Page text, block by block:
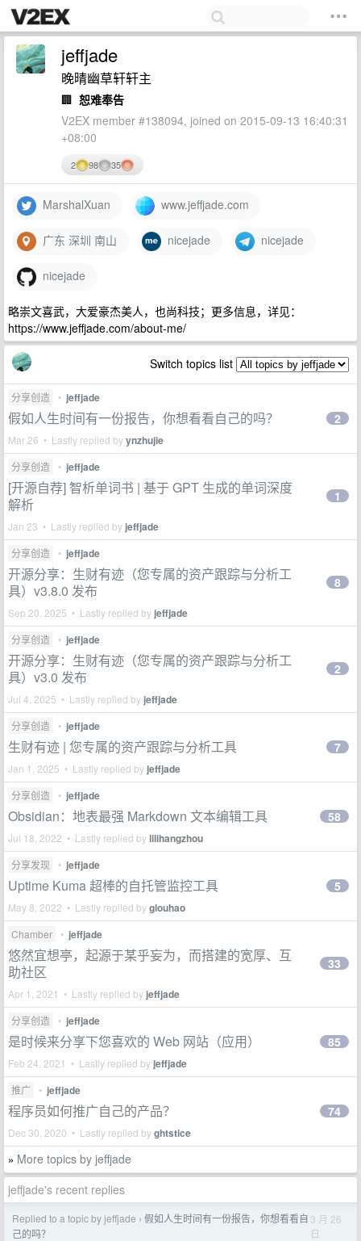
jeffjade
晚晴幽草轩轩主
🏢 恕难奉告
V2EX member #138094, joined on 2015-09-13 16:40:31
+08:00
2 98 35
MarshalXuan www.jeffjade.com
广东 深圳 南山 nicejade nicejade
nicejade
略崇文喜武，大爱豪杰美人，也尚科技；更多信息，详见：
https://www.jeffjade.com/about-me/
Switch topics list
分享创造 • jeffjade
假如人生时间有一份报告，你想看看自己的吗？
Mar 26 • Lastly replied byynzhujie
2
分享创造 • jeffjade
[开源自荐] 智析单词书 | 基于 GPT 生成的单词深度
解析
Jan 23 • Lastly replied by jeffjade
1
分享创造 • jeffjade
开源分享：生财有迹（您专属的资产跟踪与分析工
具）v3.8.0 发布
Sep 20, 2025 • Lastly replied by jeffjade
8
分享创造 • jeffjade
开源分享：生财有迹（您专属的资产跟踪与分析工
具）v3.0 发布
Jul 4, 2025 • Lastly replied by jeffjade
2
分享创造 • jeffjade
生财有迹 | 您专属的资产跟踪与分析工具
Jan 1, 2025 • Lastly replied by jeffjade
7
分享创造 • jeffjade
Obsidian：地表最强 Markdown 文本编辑工具
Jul 18, 2022 • Lastly replied bylilihangzhou
58
分享发现 • jeffjade
Uptime Kuma 超棒的自托管监控工具
May 8, 2022 • Lastly replied byglouhao
5
Chamber • jeffjade
悠然宜想亭，起源于某乎妄为，而搭建的宽厚、互
助社区
Apr 1, 2021 • Lastly replied by jeffjade
33
分享创造 • jeffjade
是时候来分享下您喜欢的 Web 网站（应用）
Feb 24, 2021 • Lastly replied by jeffjade
85
推广 • jeffjade
程序员如何推广自己的产品？
Dec 30, 2020 • Lastly replied byghtstice
74
» More topics by jeffjade
jeffjade's recent replies
Replied to a topic by jeffjade › 假如人生时间有一份报告，你想看看自
己的吗？
3 月 26
日